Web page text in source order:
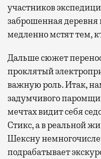
участников
заброшенная деревня
медленно мстят тем,
Дальше сюжет
проклятый
важную роль. Итак,
задумчивого
мечтах видит себя
Стикс, а в реальной
Шексну
подрабатывает